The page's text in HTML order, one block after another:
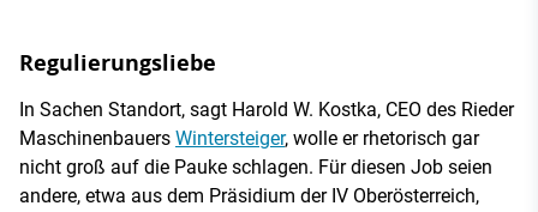
Regulierungsliebe
In Sachen Standort, sagt Harold W. Kostka, CEO des Rieder
Maschinenbauers Wintersteiger, wolle er rhetorisch gar
nicht groß auf die Pauke schlagen. Für diesen Job seien
andere, etwa aus dem Präsidium der IV Oberösterreich,